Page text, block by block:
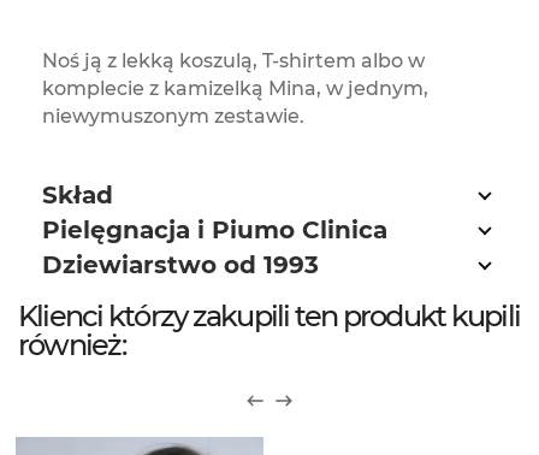
Noś ją z lekką koszulą, T-shirtem albo w
komplecie z kamizelką Mina, w jednym,
niewymuszonym zestawie.
Skład
Pielęgnacja i Piumo Clinica
Dziewiarstwo od 1993
Klienci którzy zakupili ten produkt kupili
również: